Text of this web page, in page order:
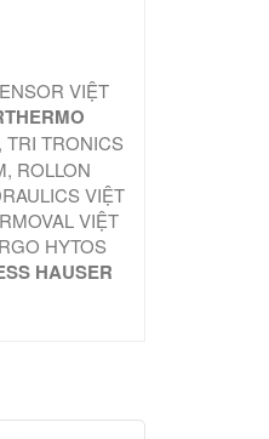
VIỆT
TRI TRONICS
ROLLON
VIỆT
VIỆT
HYTOS
HAUSER